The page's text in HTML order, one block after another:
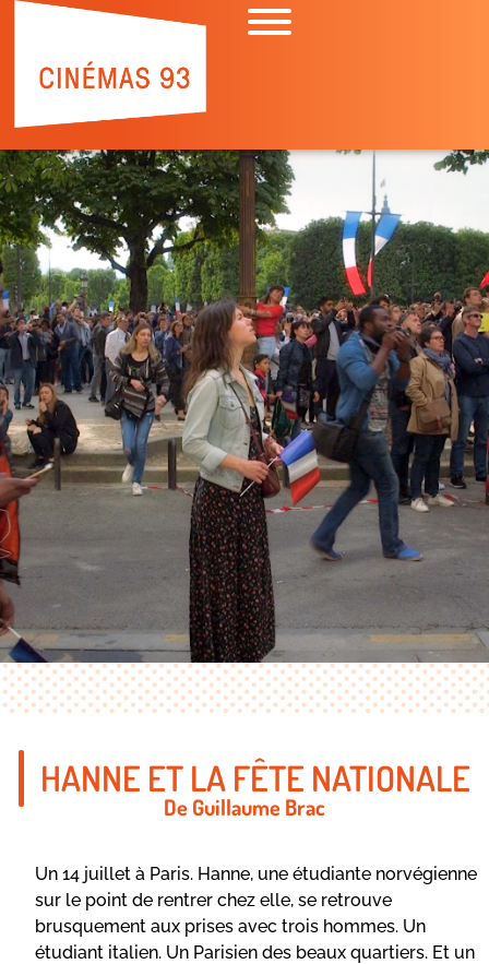
HANNE ET LA FÊTE NATIONALE
De Guillaume Brac
Un 14 juillet à Paris. Hanne, une étudiante norvégienne
sur le point de rentrer chez elle, se retrouve
brusquement aux prises avec trois hommes. Un
étudiant italien. Un Parisien des beaux quartiers. Et un